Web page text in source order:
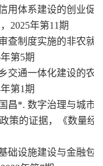
用体系建设的创业促
2025年第11期
查制度实施的非农就
第5期
交通一体化建设的农
第1期
昌*. 数字治理与城市
策的证据，《数量经
础设施建设与金融包